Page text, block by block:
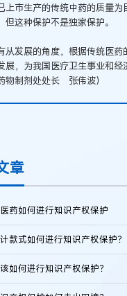
上市生产的传统中药的质量
但这种保护不是独家保护。
发展的角度，根据传统医药
展，为我国医疗卫生事业和
物制剂处处长 张伟波）
章
药如何进行知识产权保护
款式如何进行知识产权保护？
如何进行知识产权保护？